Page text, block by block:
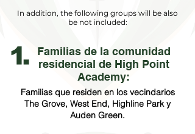
In addition, the following groups will be also
be not included:
Familias de la comunidad
residencial de High Point
Academy:
Familias que residen en los vecindarios
The Grove, West End, Highline Park y
Auden Green.